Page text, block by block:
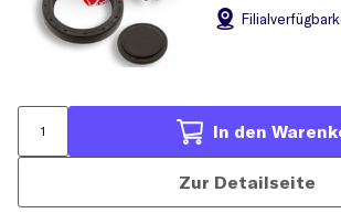
Filial
In den
Zur Detailseite